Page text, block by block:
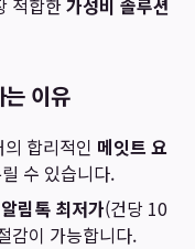
적합한가성비 솔루션
이유
합리적인 메잇트 요
수 있습니다.
알림톡 최저가(건당 10
감이 가능합니다.